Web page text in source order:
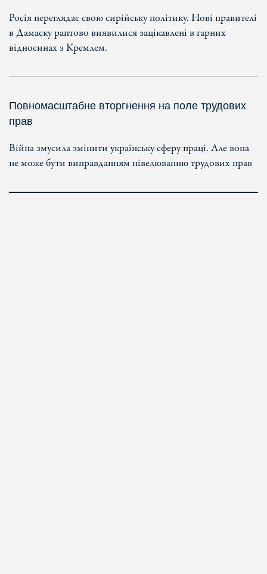
Росія переглядає свою сирійську політику. Нові правителі
в Дамаску раптово виявилися зацікавлені в гарних
відносинах з Кремлем.
Повномасштабне вторгнення на поле трудових
прав
Війна змусила змінити українську сферу праці. Але вона
не може бути виправданням нівелюванню трудових прав